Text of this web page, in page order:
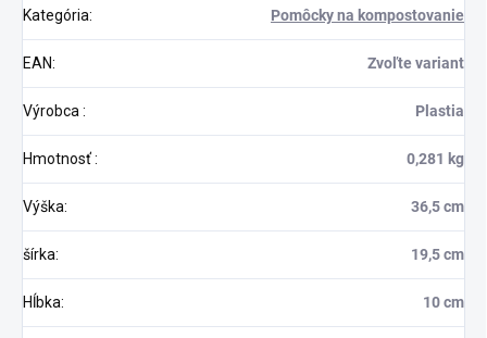
Kategória: Pomôcky na kompostovanie
EAN: Zvoľte variant
Výrobca : Plastia
Hmotnosť: 0,281 kg
Výška: 36,5 cm
šírka: 19,5 cm
Hĺbka: 10 cm